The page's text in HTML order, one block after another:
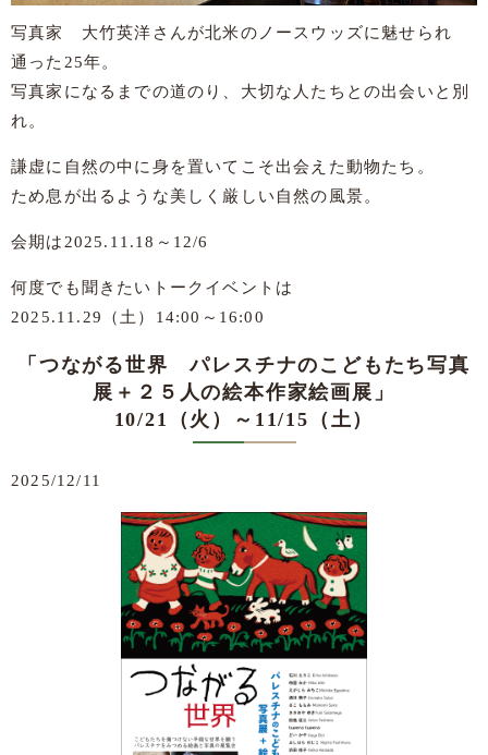
写真家 大竹英洋さんが北米のノースウッズに魅せられ
通った25年。
写真家になるまでの道のり、大切な人たちとの出会いと別
れ。
謙虚に自然の中に身を置いてこそ出会えた動物たち。
ため息が出るような美しく厳しい自然の風景。
会期は2025.11.18～12/6
何度でも聞きたいトークイベントは
2025.11.29（土）14:00～16:00
「つながる世界 パレスチナのこどもたち写真
展＋２５人の絵本作家絵画展」
10/21（火）～11/15（土）
2025/12/11